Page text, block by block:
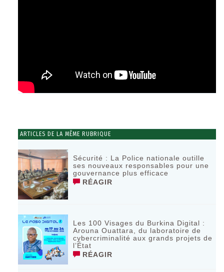
ARTICLES DE LA MÊME RUBRIQUE
Sécurité : La Police nationale outille
ses nouveaux responsables pour une
gouvernance plus efficace
RÉAGIR
Les 100 Visages du Burkina Digital :
Arouna Ouattara, du laboratoire de
cybercriminalité aux grands projets de
l’État
RÉAGIR